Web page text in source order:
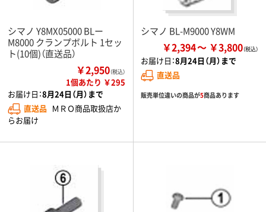
シマノ Y8MX05000 BLー
M8000 クランプボルト 1セッ
ト(10個)（直送品）
￥2,950（税込）
1個あたり ￥295
お届け日：8月24日（月）まで
直送品 ＭＲＯ商品取扱店か
らお届け
シマノ BL-M9000 Y8WM
￥2,394 ￥3,800
お届け日：8月24日（月）まで
直送品
販売単位違いの商品が5商品あります